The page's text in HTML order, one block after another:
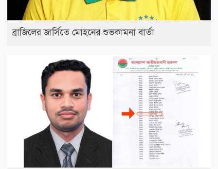
ব্রাজিলের জার্সিতে মোহনের শুভকামনা বার্তা